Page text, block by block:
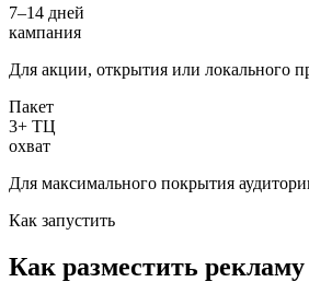
7–14 дней
кампания
Для акции, открытия или локального
Пакет
3+ ТЦ
охват
Для максимального покрытия
Как запустить
Как разместить